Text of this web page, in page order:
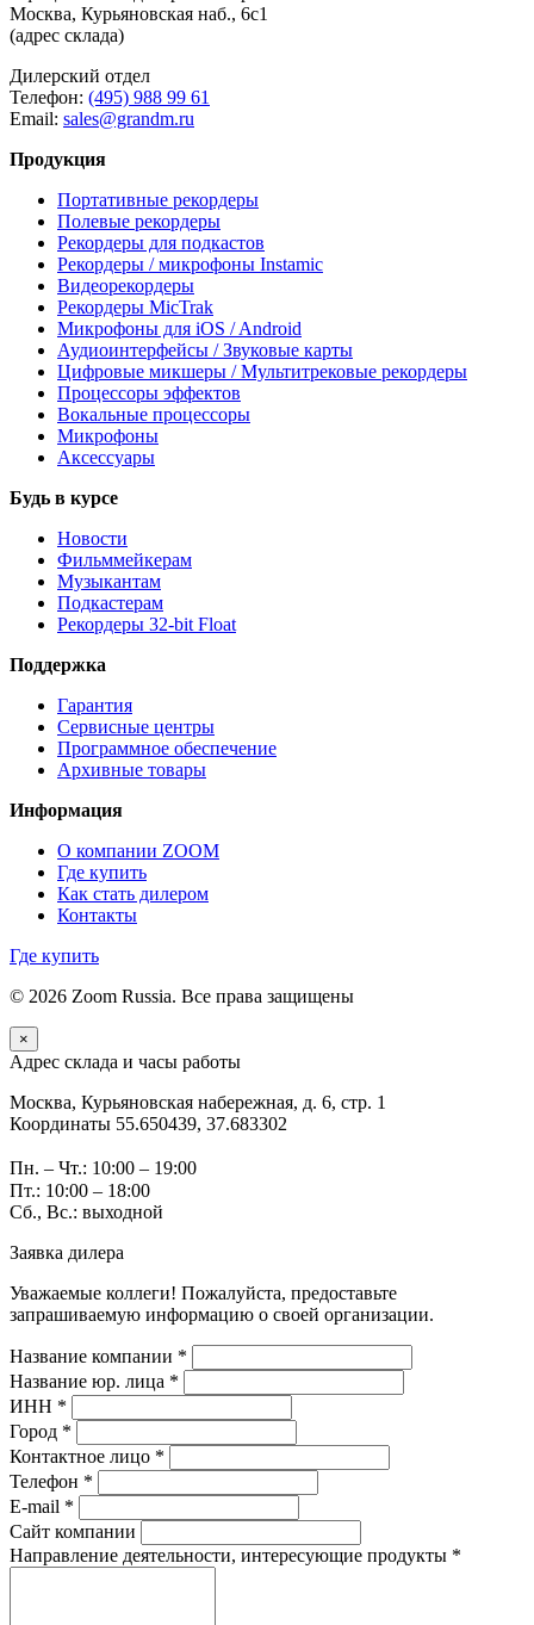
Москва, Курьяновская наб., 6с1
(адрес склада)
Дилерский отдел
Телефон: (495) 988 99 61
Email: sales@grandm.ru
Продукция
Портативные рекордеры
Полевые рекордеры
Рекордеры для подкастов
Рекордеры / микрофоны Instamic
Видеорекордеры
Рекордеры MicTrak
Микрофоны для iOS / Android
Аудиоинтерфейсы / Звуковые карты
Цифровые микшеры / Мультитрековые рекордеры
Процессоры эффектов
Вокальные процессоры
Микрофоны
Аксессуары
Будь в курсе
Новости
Фильммейкерам
Музыкантам
Подкастерам
Рекордеры 32‑bit Float
Поддержка
Гарантия
Сервисные центры
Программное обеспечение
Архивные товары
Информация
О компании ZOOM
Где купить
Как стать дилером
Контакты
Где купить
© 2026 Zoom Russia. Все права защищены
×
Адрес склада и часы работы
Москва, Курьяновская набережная, д. 6, стр. 1
Координаты 55.650439, 37.683302
Пн. – Чт.: 10:00 – 19:00
Пт.: 10:00 – 18:00
Сб., Вс.: выходной
Заявка дилера
Уважаемые коллеги! Пожалуйста, предоставьте
запрашиваемую информацию о своей организации.
Название компании *
Название юр. лица *
ИНН *
Город *
Контактное лицо *
Телефон *
E-mail *
Сайт компании
Направление деятельности, интересующие продукты *